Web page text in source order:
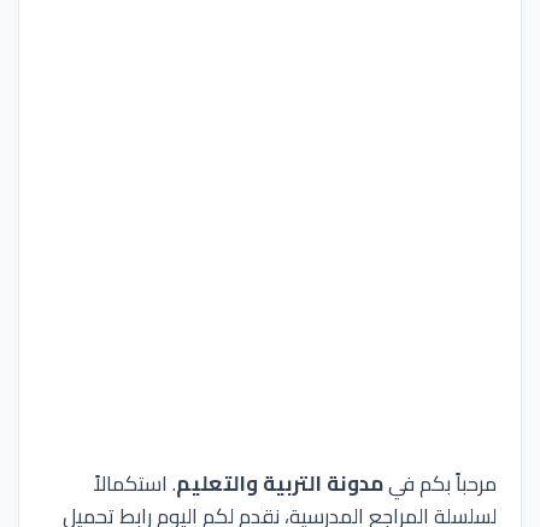
مرحباً بكم فيمدونة التربية والتعليم. استكمالاً
لسلسلة المراجع المدرسية، نقدم لكم اليوم رابط تحميل